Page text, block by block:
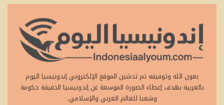
بعون الله وتوفيقه تم تدشين الموقع الإلكتروني إندونيسيا اليوم
بالعربية بهدف إعطاء الصورة الموسعة عن إندونيسيا الحقيقة حكومة
وشعبا للعالم العربي والإسلامي.